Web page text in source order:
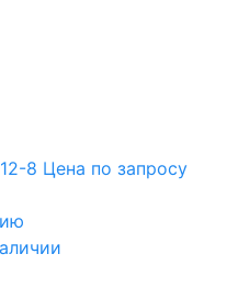
8 Цена по запросу